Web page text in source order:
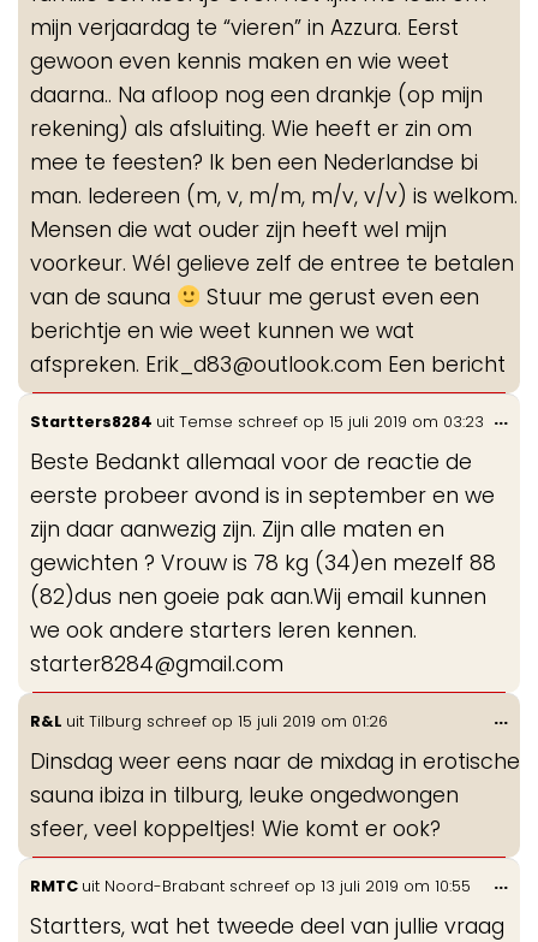
mijn verjaardag te “vieren” in Azzura. Eerst
gewoon even kennis maken en wie weet
daarna.. Na afloop nog een drankje (op mijn
rekening) als afsluiting. Wie heeft er zin om
mee te feesten? Ik ben een Nederlandse bi
man. Iedereen (m, v, m/m, m/v, v/v) is welkom.
Mensen die wat ouder zijn heeft wel mijn
voorkeur. Wél gelieve zelf de entree te betalen
van de sauna
Stuur me gerust even een
berichtje en wie weet kunnen we wat
afspreken. Erik_d83@outlook.com Een bericht
Startters8284 uit Temse schreef op 15 juli 2019 om 03:23
Beste Bedankt allemaal voor de reactie de
eerste probeer avond is in september en we
zijn daar aanwezig zijn. Zijn alle maten en
gewichten ? Vrouw is 78 kg (34)en mezelf 88
(82)dus nen goeie pak aan.Wij email kunnen
we ook andere starters leren kennen.
starter8284@gmail.com
...
R&L uit Tilburg schreef op 15 juli 2019 om 01:26
Dinsdag weer eens naar de mixdag in erotische
sauna ibiza in tilburg, leuke ongedwongen
sfeer, veel koppeltjes! Wie komt er ook?
...
RMTC uit Noord-Brabant schreef op 13 juli 2019 om 10:55
Startters, wat het tweede deel van jullie vraag
...